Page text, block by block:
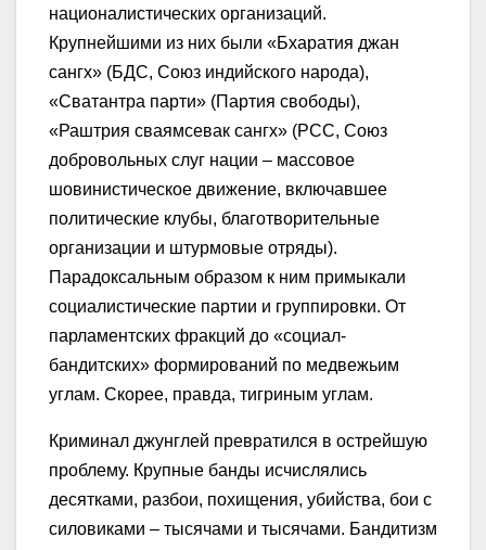
националистических организаций.
Крупнейшими из них были «Бхаратия джан
сангх» (БДС, Союз индийского народа),
«Сватантра парти» (Партия свободы),
«Раштрия сваямсевак сангх» (РСС, Союз
добровольных слуг нации – массовое
шовинистическое движение, включавшее
политические клубы, благотворительные
организации и штурмовые отряды).
Парадоксальным образом к ним примыкали
социалистические партии и группировки. От
парламентских фракций до «социал-
бандитских» формирований по медвежьим
углам. Скорее, правда, тигриным углам.
Криминал джунглей превратился в острейшую
проблему. Крупные банды исчислялись
десятками, разбои, похищения, убийства, бои с
силовиками – тысячами и тысячами. Бандитизм